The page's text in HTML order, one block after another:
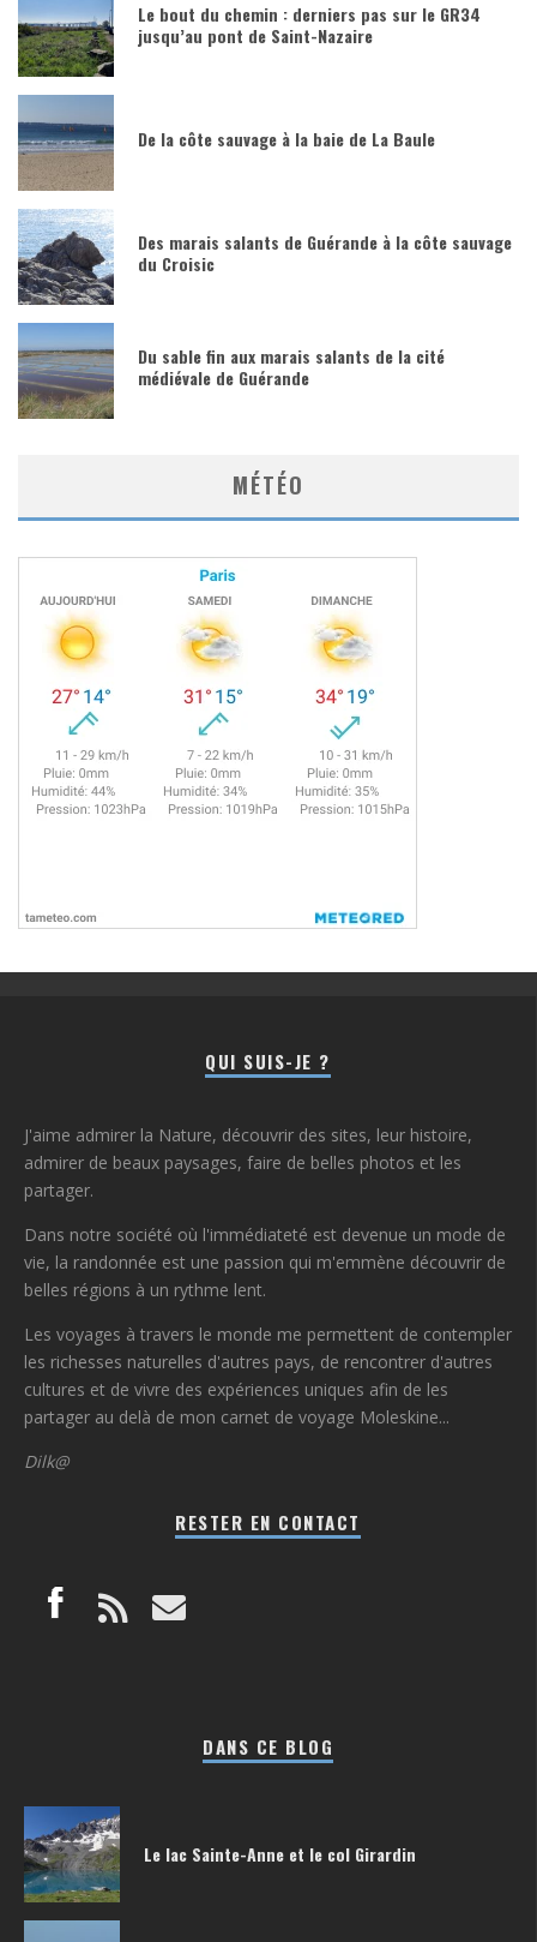
Le bout du chemin : derniers pas sur le GR34
jusqu’au pont de Saint-Nazaire
De la côte sauvage à la baie de La Baule
Des marais salants de Guérande à la côte sauvage
du Croisic
Du sable fin aux marais salants de la cité
médiévale de Guérande
MÉTÉO
QUI SUIS-JE ?
J'aime admirer la Nature, découvrir des sites, leur histoire,
admirer de beaux paysages, faire de belles photos et les
partager.
Dans notre société où l'immédiateté est devenue un mode de
vie, la randonnée est une passion qui m'emmène découvrir de
belles régions à un rythme lent.
Les voyages à travers le monde me permettent de contempler
les richesses naturelles d'autres pays, de rencontrer d'autres
cultures et de vivre des expériences uniques afin de les
partager au delà de mon carnet de voyage Moleskine...
Dilk@
RESTER EN CONTACT
DANS CE BLOG
Le lac Sainte-Anne et le col Girardin